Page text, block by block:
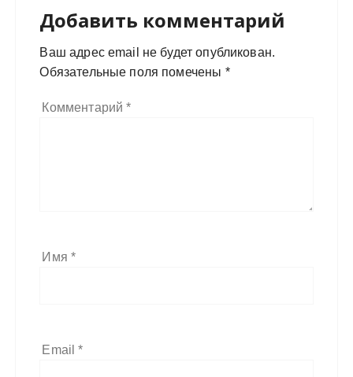
Добавить комментарий
Ваш адрес email не будет опубликован.
Обязательные поля помечены *
Комментарий*
Имя*
Email*